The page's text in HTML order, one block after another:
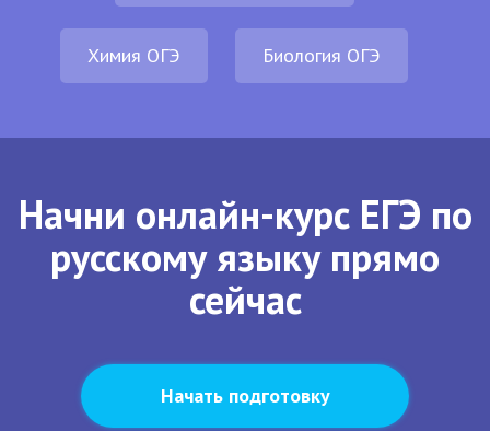
Химия ОГЭ Биология ОГЭ
Начни онлайн-курс ЕГЭ по
русскому языку прямо
сейчас
Начать подготовку